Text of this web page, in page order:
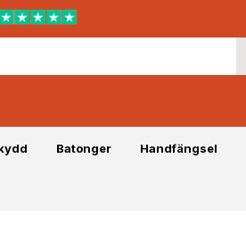
Batonger Handfängsel